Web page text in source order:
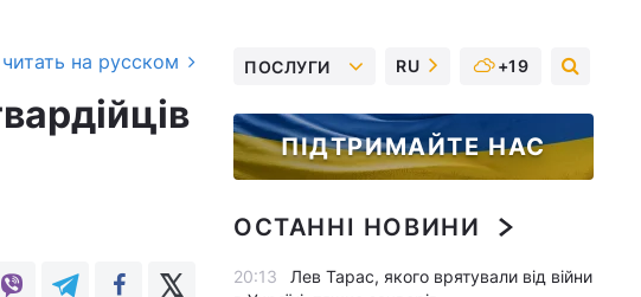
читать на русском ПОСЛУГИ RU +19
ПІДТРИМАЙТЕ НАС
ОСТАННІ НОВИНИ
20:13
Лев Тарас, якого врятували від війни